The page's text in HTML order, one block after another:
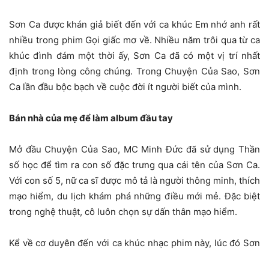
Sơn Ca được khán giả biết đến với ca khúc Em nhớ anh rất
nhiều trong phim Gọi giấc mơ về. Nhiều năm trôi qua từ ca
khúc đình đám một thời ấy, Sơn Ca đã có một vị trí nhất
định trong lòng công chúng. Trong Chuyện Của Sao, Sơn
Ca lần đầu bộc bạch về cuộc đời ít người biết của mình.
Bán nhà của mẹ để làm album đầu tay
Mở đầu Chuyện Của Sao, MC Minh Đức đã sử dụng Thần
số học để tìm ra con số đặc trưng qua cái tên của Sơn Ca.
Với con số 5, nữ ca sĩ được mô tả là người thông minh, thích
mạo hiểm, du lịch khám phá những điều mới mẻ. Đặc biệt
trong nghệ thuật, cô luôn chọn sự dấn thân mạo hiểm.
Kể về cơ duyên đến với ca khúc nhạc phim này, lúc đó Sơn